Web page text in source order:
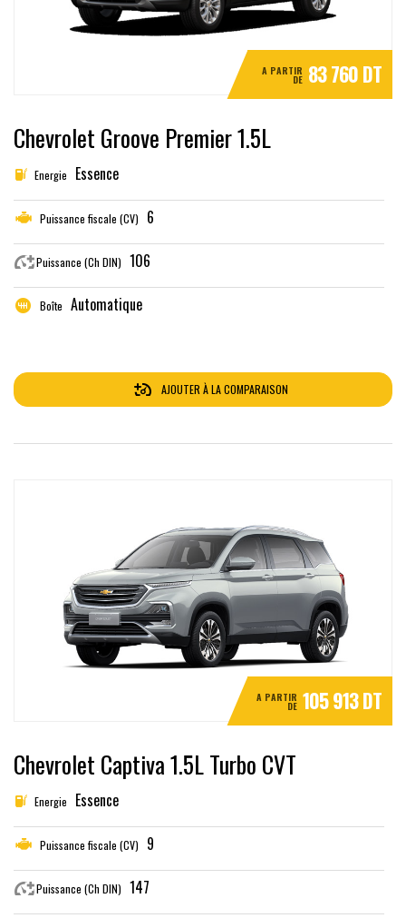
A PARTIR
DE 83 760 DT
Chevrolet Groove Premier 1.5L
Energie Essence
Puissance fiscale (CV) 6
Puissance (Ch DIN) 106
Boîte Automatique
AJOUTER À LA COMPARAISON
A PARTIR
DE 105 913 DT
Chevrolet Captiva 1.5L Turbo CVT
Energie Essence
Puissance fiscale (CV) 9
Puissance (Ch DIN) 147